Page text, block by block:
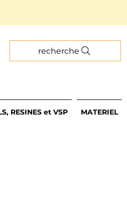
recherche
RESINES et VSP MATERIEL